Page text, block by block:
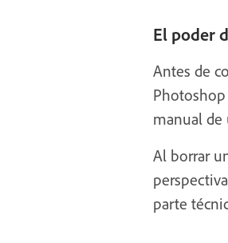
El poder
Antes de
manual de
Al borrar
parte